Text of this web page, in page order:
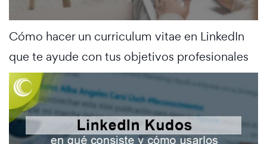
Cómo hacer un curriculum vitae en LinkedIn
que te ayude con tus objetivos profesionales